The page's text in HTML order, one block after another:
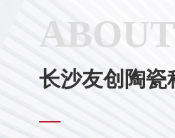
长沙友创陶瓷
—